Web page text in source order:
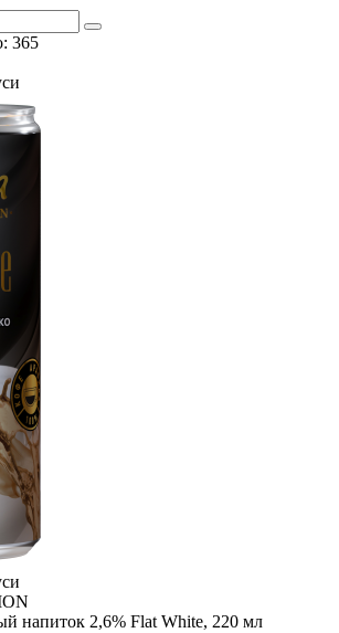
365
напиток 2,6% Flat White, 220 мл